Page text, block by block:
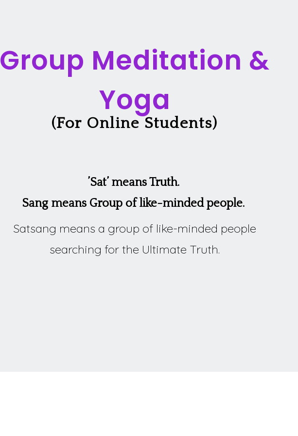
Group Meditation &
Yoga
(For Online Students)
’Sat’ means Truth.
Sang means Group of like-minded people.
Satsang means a group of like-minded people
searching for the Ultimate Truth.